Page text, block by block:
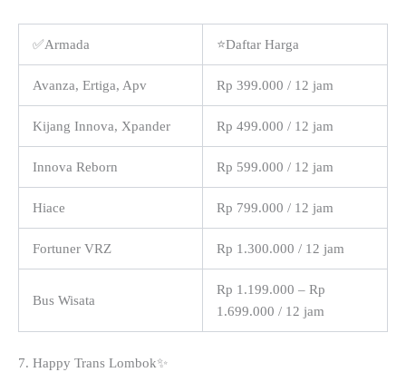
✅Armada ⭐Daftar Harga
Avanza, Ertiga, Apv Rp 399.000 / 12 jam
Kijang Innova, Xpander Rp 499.000 / 12 jam
Innova Reborn Rp 599.000 / 12 jam
Hiace Rp 799.000 / 12 jam
Fortuner VRZ Rp 1.300.000 / 12 jam
Bus Wisata
Rp 1.199.000 – Rp
1.699.000 / 12 jam
7. Happy Trans Lombok✨